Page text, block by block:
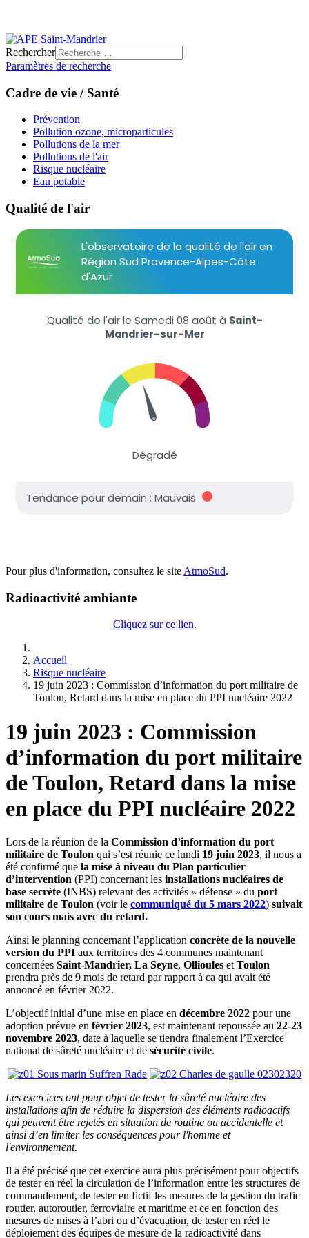
Rechercher
Paramètres de recherche
Cadre de vie / Santé
Prévention
Pollution ozone, microparticules
Pollutions de la mer
Pollutions de l'air
Risque nucléaire
Eau potable
Qualité de l'air
Pour plus d'information, consultez le site AtmoSud.
Radioactivité ambiante
Cliquez sur ce lien.
Accueil
Risque nucléaire
19 juin 2023 : Commission d’information du port militaire de
Toulon, Retard dans la mise en place du PPI nucléaire 2022
19 juin 2023 : Commission
d’information du port militaire
de Toulon, Retard dans la mise
en place du PPI nucléaire 2022
Lors de la réunion de la Commission d’information du port
militaire de Toulon qui s’est réunie ce lundi 19 juin 2023, il nous a
été confirmé que la mise à niveau du Plan particulier
d’intervention (PPI) concernant les installations nucléaires de
base secrète (INBS) relevant des activités « défense » du port
militaire de Toulon (voir le communiqué du 5 mars 2022) suivait
son cours mais avec du retard.
Ainsi le planning concernant l’application concrète de la nouvelle
version du PPI aux territoires des 4 communes maintenant
concernées Saint-Mandrier, La Seyne, Ollioules et Toulon
prendra près de 9 mois de retard par rapport à ca qui avait été
annoncé en février 2022.
L’objectif initial d’une mise en place en décembre 2022 pour une
adoption prévue en février 2023, est maintenant repoussée au 22-23
novembre 2023, date à laquelle se tiendra finalement l’Exercice
national de sûreté nucléaire et de sécurité civile.
Les exercices ont pour objet de tester la sûreté nucléaire des
installations afin de réduire la dispersion des éléments radioactifs
qui peuvent être rejetés en situation de routine ou accidentelle et
ainsi d’en limiter les conséquences pour l'homme et
l'environnement.
Il a été précisé que cet exercice aura plus précisément pour objectifs
de tester en réel la circulation de l’information entre les structures de
commandement, de tester en fictif les mesures de la gestion du trafic
routier, autoroutier, ferroviaire et maritime et ce en fonction des
mesures de mises à l’abri ou d’évacuation, de tester en réel le
déploiement des équipes de mesure de la radioactivité dans